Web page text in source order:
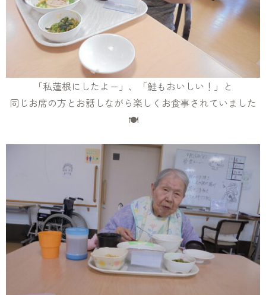
「私蓮根にしたよー」、「鮭もおいしい！」と
同じお席の方とお話しながら楽しくお食事されていました
🍽